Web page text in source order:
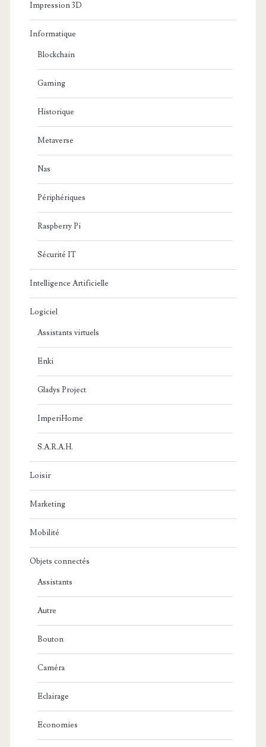
Impression 3D
Informatique
Blockchain
Gaming
Historique
Metaverse
Nas
Périphériques
Raspberry Pi
Sécurité IT
Intelligence Artificielle
Logiciel
Assistants virtuels
Enki
Gladys Project
ImperiHome
S.A.R.A.H.
Loisir
Marketing
Mobilité
Objets connectés
Assistants
Autre
Bouton
Caméra
Eclairage
Economies